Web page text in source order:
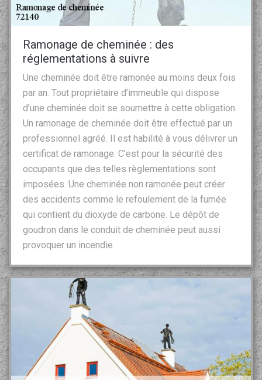
Ramonage de cheminée : des
réglementations à suivre
Une cheminée doit être ramonée au moins deux fois
par an. Tout propriétaire d’immeuble qui dispose
d’une cheminée doit se soumettre à cette obligation.
Un ramonage de cheminée doit être effectué par un
professionnel agréé. Il est habilité à vous délivrer un
certificat de ramonage. C’est pour la sécurité des
occupants que des telles règlementations sont
imposées. Une cheminée non ramonée peut créer
des accidents comme le refoulement de la fumée
qui contient du dioxyde de carbone. Le dépôt de
goudron dans le conduit de cheminée peut aussi
provoquer un incendie.